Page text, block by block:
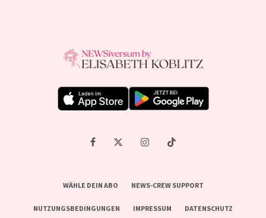
WÄHLE DEIN ABO NEWS-CREW SUPPORT
NUTZUNGSBEDINGUNGEN IMPRESSUM DATENSCHUTZ